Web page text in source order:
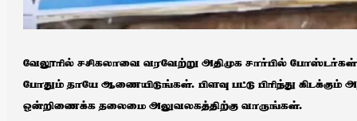
வேலூரில் சசிகலாவை வரவேற்று அதிமுக சார்பில்
போதும் தாயே ஆணையிடுங்கள். பிளவு பட்டு பிரிந்து
ஒன்றிணைக்க தலைமை அலுவலகத்திற்கு வாருங்கள்.